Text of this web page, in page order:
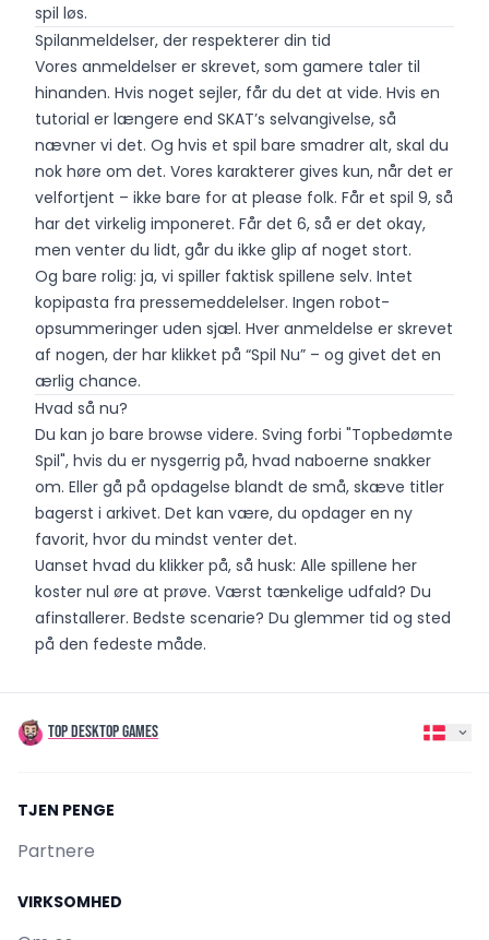
spil løs.
Spilanmeldelser, der respekterer din tid
Vores anmeldelser er skrevet, som gamere taler til
hinanden. Hvis noget sejler, får du det at vide. Hvis en
tutorial er længere end SKAT’s selvangivelse, så
nævner vi det. Og hvis et spil bare smadrer alt, skal du
nok høre om det. Vores karakterer gives kun, når det er
velfortjent – ikke bare for at please folk. Får et spil 9, så
har det virkelig imponeret. Får det 6, så er det okay,
men venter du lidt, går du ikke glip af noget stort.
Og bare rolig: ja, vi spiller faktisk spillene selv. Intet
kopipasta fra pressemeddelelser. Ingen robot-
opsummeringer uden sjæl. Hver anmeldelse er skrevet
af nogen, der har klikket på “Spil Nu” – og givet det en
ærlig chance.
Hvad så nu?
Du kan jo bare browse videre. Sving forbi "Topbedømte
Spil", hvis du er nysgerrig på, hvad naboerne snakker
om. Eller gå på opdagelse blandt de små, skæve titler
bagerst i arkivet. Det kan være, du opdager en ny
favorit, hvor du mindst venter det.
Uanset hvad du klikker på, så husk: Alle spillene her
koster nul øre at prøve. Værst tænkelige udfald? Du
afinstallerer. Bedste scenarie? Du glemmer tid og sted
på den fedeste måde.
TOP DESKTOP GAMES
TJEN PENGE
Partnere
VIRKSOMHED